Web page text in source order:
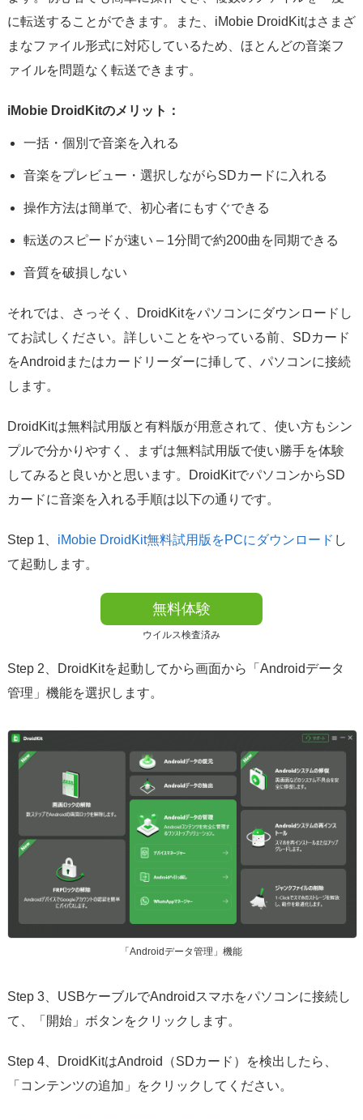
に転送することができます。また、iMobie DroidKitはさまざ
まなファイル形式に対応しているため、ほとんどの音楽フ
ァイルを問題なく転送できます。
iMobie DroidKitのメリット：
一括・個別で音楽を入れる
音楽をプレビュー・選択しながらSDカードに入れる
操作方法は簡単で、初心者にもすぐできる
転送のスピードが速い – 1分間で約200曲を同期できる
音質を破損しない
それでは、さっそく、DroidKitをパソコンにダウンロードし
てお試しください。詳しいことをやっている前、SDカード
をAndroidまたはカードリーダーに挿して、パソコンに接続
します。
DroidKitは無料試用版と有料版が用意されて、使い方もシン
プルで分かりやすく、まずは無料試用版で使い勝手を体験
してみると良いかと思います。DroidKitでパソコンからSD
カードに音楽を入れる手順は以下の通りです。
Step 1、 iMobie DroidKit無料試用版をPCにダウンロード し
て起動します。
無料体験
ウイルス検査済み
Step 2、DroidKitを起動してから画面から「Androidデータ
管理」機能を選択します。
「Androidデータ管理」機能
Step 3、USBケーブルでAndroidスマホをパソコンに接続し
て、「開始」ボタンをクリックします。
Step 4、DroidKitはAndroid（SDカード）を検出したら、
「コンテンツの追加」をクリックしてください。